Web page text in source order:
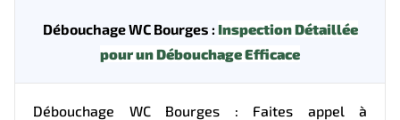
Débouchage WC Bourges : Inspection Détaillée
pour un Débouchage Efficace
Débouchage WC Bourges : Faites appel à